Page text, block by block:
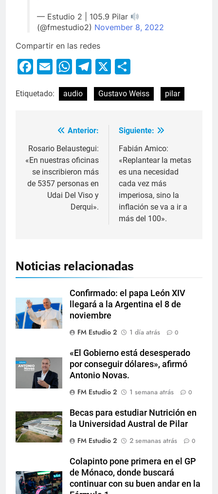
— Estudio 2 | 105.9 Pilar
(@fmestudio2) November 8, 2022
Compartir en las redes
Facebook
EmailWhatsApp
Telegram
X
Etiquetado: audio Gustavo Weiss pilar
Anterior:
Rosario Belaustegui:
«En nuestras oficinas
se inscribieron más
de 5357 personas en
Udai Del Viso y
Derqui».
Siguiente:
Fabián Amico:
«Replantear la metas
es una necesidad
cada vez más
imperiosa, sino la
inflación se va a ir a
más del 100».
Noticias relacionadas
Confirmado: el papa León XIV
llegará a la Argentina el 8 de
noviembre
FM Estudio 2
1 día atrás 0
«El Gobierno está desesperado
por conseguir dólares», afirmó
Antonio Novas.
FM Estudio 2
1 semana atrás 0
Becas para estudiar Nutrición en
la Universidad Austral de Pilar
FM Estudio 2
2 semanas atrás 0
Colapinto pone primera en el GP
de Mónaco, donde buscará
continuar con su buen andar en la